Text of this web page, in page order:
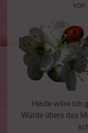
von
Heute wäre ich
Würde übers das